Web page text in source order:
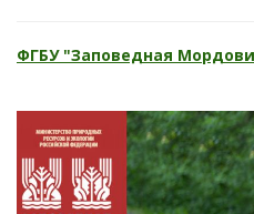
ФГБУ "Заповедная